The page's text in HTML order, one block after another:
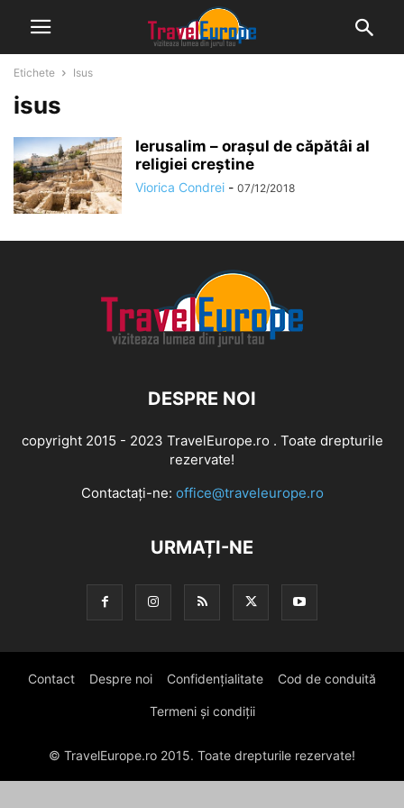
Etichete Isus
isus
Ierusalim – orașul de căpătâi al
religiei creștine
Viorica Condrei - 07/12/2018
DESPRE NOI
copyright 2015 - 2023 TravelEurope.ro . Toate drepturile
rezervate!
Contactați-ne: office@traveleurope.ro
URMAȚI-NE
Contact Despre noi Confidențialitate Cod de conduită
Termeni și condiții
© TravelEurope.ro 2015. Toate drepturile rezervate!